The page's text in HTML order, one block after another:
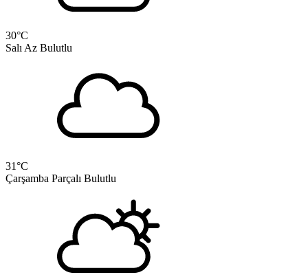
30°C
Salı Az Bulutlu
31°C
Çarşamba Parçalı Bulutlu